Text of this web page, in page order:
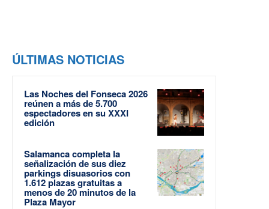
ÚLTIMAS NOTICIAS
Las Noches del Fonseca 2026
reúnen a más de 5.700
espectadores en su XXXI
edición
Salamanca completa la
señalización de sus diez
parkings disuasorios con
1.612 plazas gratuitas a
menos de 20 minutos de la
Plaza Mayor